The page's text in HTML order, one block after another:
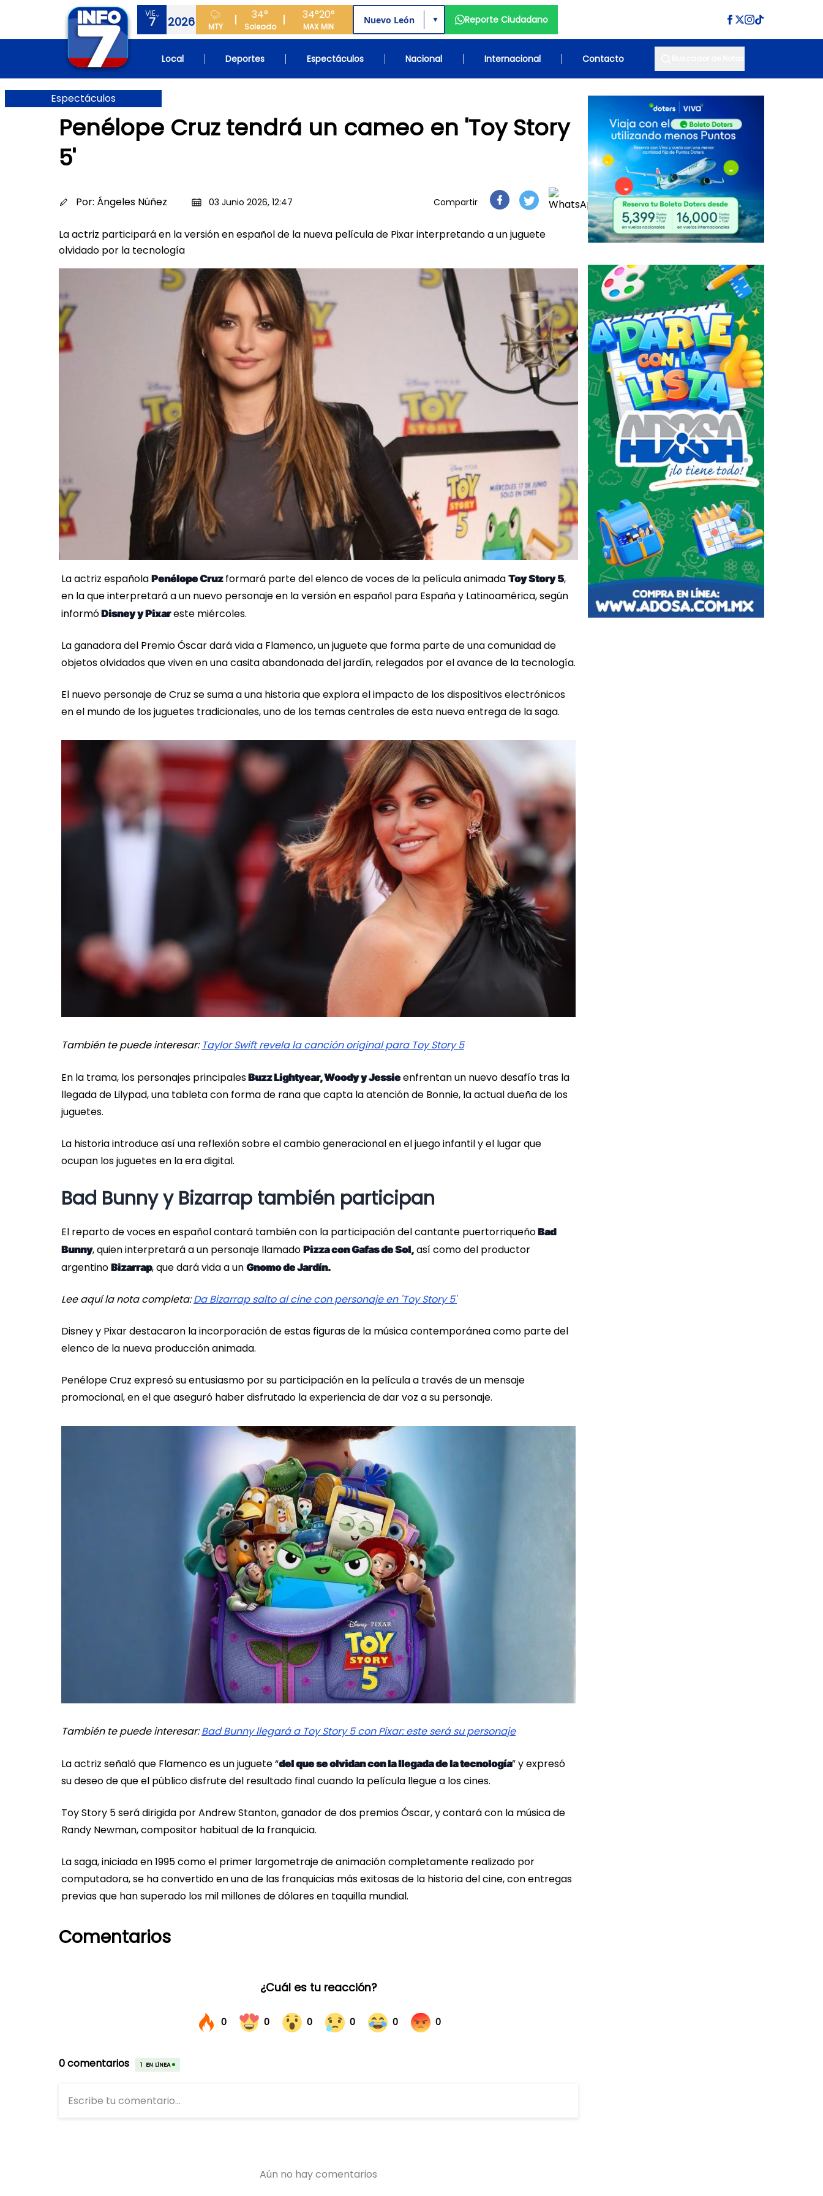
VIE.,
7 2026 MTY
34°
Soleado
34°
MAX
20°
MIN
▼ Reporte Ciudadano
Local Deportes Espectáculos Nacional Internacional Contacto
Espectáculos
Penélope Cruz tendrá un cameo en 'Toy Story
5'
Por: Ángeles Núñez 03 Junio 2026, 12:47 Compartir
La actriz participará en la versión en español de la nueva película de Pixar interpretando a un juguete
olvidado por la tecnología
La actriz española Penélope Cruzformará parte del elenco de voces de la película animada Toy Story 5,
en la que interpretará a un nuevo personaje en la versión en español para España y Latinoamérica, según
informóDisney y Pixareste miércoles.
La ganadora del Premio Óscar dará vida a Flamenco, un juguete que forma parte de una comunidad de
objetos olvidados que viven en una casita abandonada del jardín, relegados por el avance de la tecnología.
El nuevo personaje de Cruz se suma a una historia que explora el impacto de los dispositivos electrónicos
en el mundo de los juguetes tradicionales, uno de los temas centrales de esta nueva entrega de la saga.
También te puede interesar: Taylor Swift revela la canción original para Toy Story 5
En la trama, los personajes principalesBuzz Lightyear, Woody y Jessieenfrentan un nuevo desafío tras la
llegada de Lilypad, una tableta con forma de rana que capta la atención de Bonnie, la actual dueña de los
juguetes.
La historia introduce así una reflexión sobre el cambio generacional en el juego infantil y el lugar que
ocupan los juguetes en la era digital.
Bad Bunny y Bizarrap también participan
El reparto de voces en español contará también con la participación del cantante puertorriqueñoBad
Bunny, quien interpretará a un personaje llamado Pizza con Gafas de Sol, así como del productor
argentino Bizarrap, que dará vida a un Gnomo de Jardín.
Lee aquí la nota completa:Da Bizarrap salto al cine con personaje en 'Toy Story 5'
Disney y Pixar destacaron la incorporación de estas figuras de la música contemporánea como parte del
elenco de la nueva producción animada.
Penélope Cruz expresó su entusiasmo por su participación en la película a través de un mensaje
promocional, en el que aseguró haber disfrutado la experiencia de dar voz a su personaje.
También te puede interesar:Bad Bunny llegará a Toy Story 5 con Pixar: este será su personaje
La actriz señaló que Flamenco es un juguete “del que se olvidan con la llegada de la tecnología” y expresó
su deseo de que el público disfrute del resultado final cuando la película llegue a los cines.
Toy Story 5 será dirigida por Andrew Stanton, ganador de dos premios Óscar, y contará con la música de
Randy Newman, compositor habitual de la franquicia.
La saga, iniciada en 1995 como el primer largometraje de animación completamente realizado por
computadora, se ha convertido en una de las franquicias más exitosas de la historia del cine, con entregas
previas que han superado los mil millones de dólares en taquilla mundial.
Comentarios